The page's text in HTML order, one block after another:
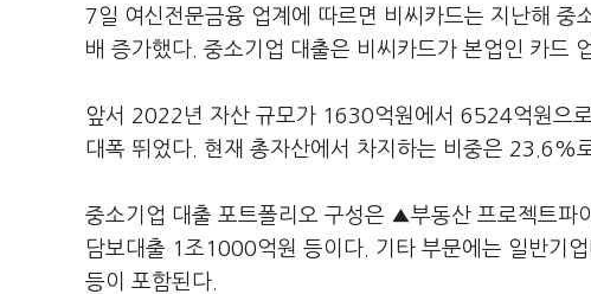
7일 여신전문금융 업계에 따르면 비씨카드는 지난해
배 증가했다. 중소기업 대출은 비씨카드가 본업인 카드
앞서 2022년 자산 규모가 1630억원에서 6524억원으
대폭 뛰었다. 현재 총자산에서 차지하는 비중은 23.6%
중소기업 대출 포트폴리오 구성은 ▲부동산 프로젝트
담보대출 1조1000억원 등이다. 기타 부문에는 일반기
등이 포함된다.